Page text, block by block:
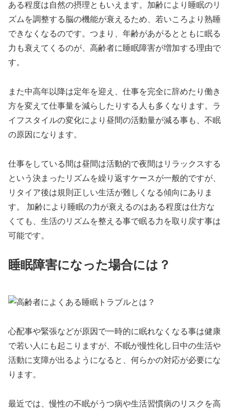
ある程度は自然の摂理ともいえます。加齢により睡眠のリ
ズムを調整する脳の機能が衰えるため、若いころより熟睡
できなくなるのです。つまり、年齢があがるとともに眠る
力も衰えてくるのが、高齢者に睡眠障害が増加する理由で
す。
また中高年以降は定年を迎え、仕事を完全に辞めたり働き
方を変えて仕事量を減らしたりする人も多くなります。ラ
イフスタイルの変化により昼間の活動量が減る事も、不眠
の原因になります。
仕事をしている間は昼間は活動的で夜間はリラックスする
という決まったリズムを繰り返すケースが一般的ですが、
リタイア後は規則正しい生活が難しくなる傾向にありま
す。 加齢により睡眠の力が衰えるのはある程度は仕方な
くても、生活のリズムを整える事で眠る力を取り戻す事は
可能です。
睡眠障害になった場合には？
心配事や緊張などが原因で一時的に眠れなくなる事は健康
で若い人にも起こりますが、不眠が慢性化し日中の生活や
活動に支障が出るようになると、何らかの対応が必要にな
ります。
最近では、慢性の不眠がうつ病や生活習慣病のリスクを高